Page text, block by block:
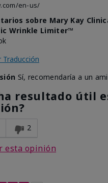
en-us/
sobre Mary Kay
Wrinkle Limiter™
Sí, recomendaría a un
resultado útil
2
esta opinión